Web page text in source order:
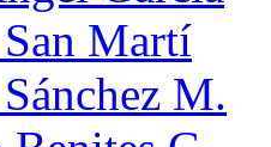
Martí
M.